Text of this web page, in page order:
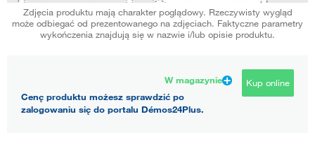
Zdjęcia produktu mają charakter poglądowy. Rzeczywisty wygląd
może odbiegać od prezentowanego na zdjęciach. Faktyczne parametry
wykończenia znajdują się w nazwie i/lub opisie produktu.
W magazynie
Cenę produktu możesz sprawdzić po
zalogowaniu się do portalu Démos24Plus.
Kup online